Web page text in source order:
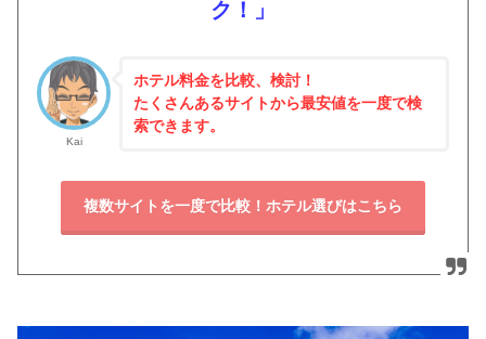
ク！」
Kai
ホテル料金を比較、検討！
たくさんあるサイトから最安値を一度で検
索できます。
複数サイトを一度で比較！ホテル選びはこちら